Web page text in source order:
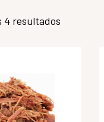
4 resultados